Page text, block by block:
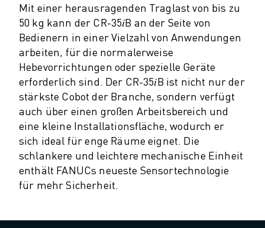
IIOT-LÖSUNGEN
INTELLIGENTE FABRIKLÖSUNGEN
PRODUKTREGISTRIERUNG » FANUC PORTAL
FALLBEISPIELE
LÖSUNGEN
BRANCHEN
ALLE BRANCHEN
LUFT- UND RAUMFAHRT
AUTOMOBIL
ELEKTRISCHE FAHRZEUGE
ELEKTRONIK
LEBENSMITTEL UND GETRÄNKE
MEDIZIN
LAGERHALTUNG, LOGISTIK, POST & PAKET
Mit einer herausragenden Traglast von bis zu
50 kg kann der CR-35𝑖B an der Seite von
Bedienern in einer Vielzahl von Anwendungen
arbeiten, für die normalerweise
Hebevorrichtungen oder spezielle Geräte
erforderlich sind. Der CR-35𝑖B ist nicht nur der
stärkste Cobot der Branche, sondern verfügt
auch über einen großen Arbeitsbereich und
eine kleine Installationsfläche, wodurch er
sich ideal für enge Räume eignet. Die
schlankere und leichtere mechanische Einheit
enthält FANUCs neueste Sensortechnologie
für mehr Sicherheit.